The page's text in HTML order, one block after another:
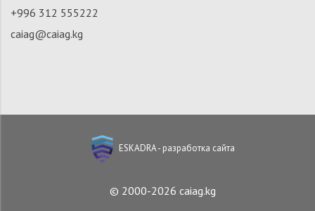
+996 312 555222
caiag@caiag.kg
ESKADRA - разработка сайта
© 2000-2026 caiag.kg